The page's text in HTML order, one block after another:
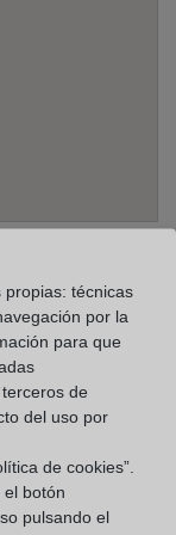
horas
a 14:00 horas
a 14:00
propias: técnicas
por la
para que
de
del uso por
de cookies”.
el botón
pulsando el